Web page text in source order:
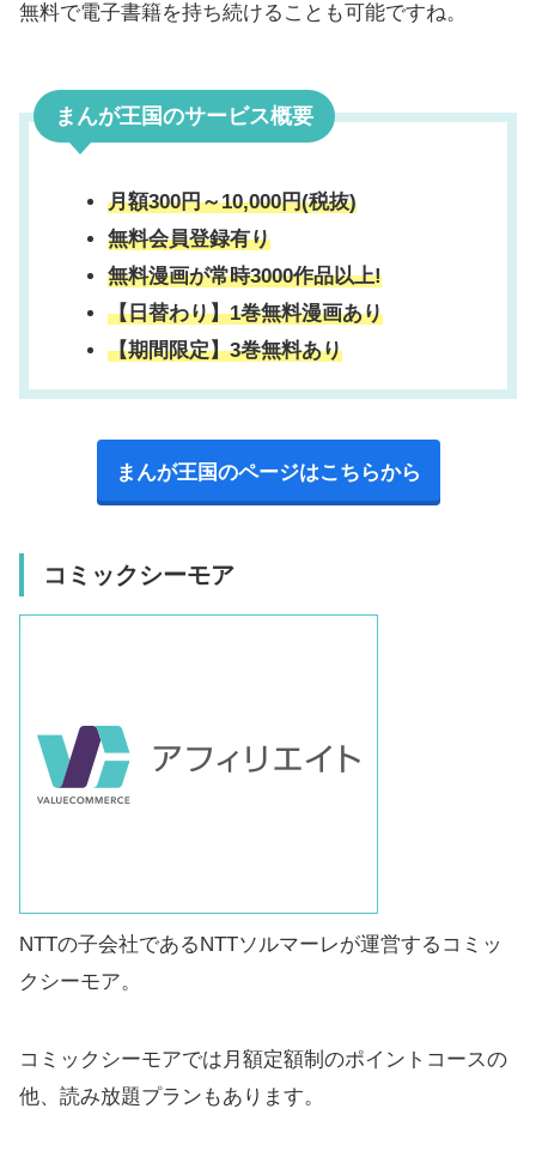
無料で電子書籍を持ち続けることも可能ですね。
まんが王国のサービス概要
月額300円～10,000円(税抜)
無料会員登録有り
無料漫画が常時3000作品以上!
【日替わり】1巻無料漫画あり
【期間限定】3巻無料あり
まんが王国のページはこちらから
コミックシーモア
NTTの子会社であるNTTソルマーレが運営するコミッ
クシーモア。
コミックシーモアでは月額定額制のポイントコースの
他、読み放題プランもあります。